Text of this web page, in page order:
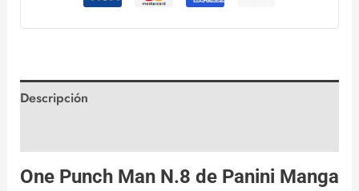
Descripción
One Punch Man N.8 de Panini Manga